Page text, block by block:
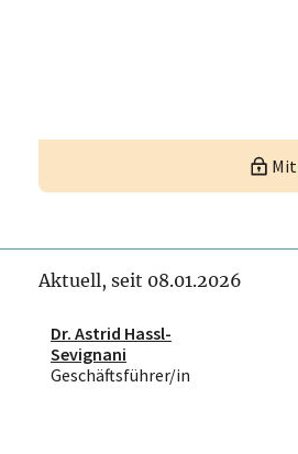
Mit
Aktuell, seit 08.01.2026
Dr. Astrid Hassl-
Sevignani
Geschäftsführer/in